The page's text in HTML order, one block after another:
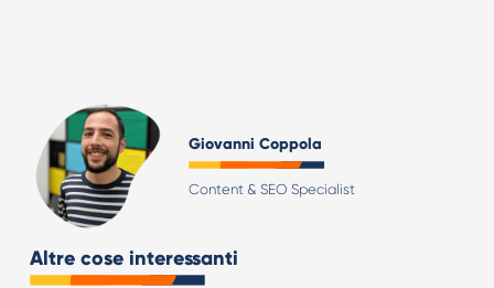
Giovanni Coppola
Content & SEO Specialist
Altre cose interessanti